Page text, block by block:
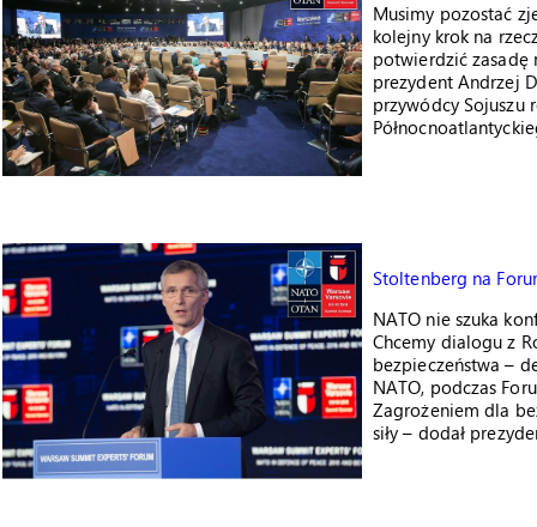
Musimy pozostać
kolejny krok na
potwierdzić zasadę
prezydent Andrzej
przywódcy Sojuszu
Stoltenberg na
NATO nie szuka
Chcemy dialogu z
bezpieczeństwa –
NATO, podczas
Zagrożeniem dla
siły – dodał